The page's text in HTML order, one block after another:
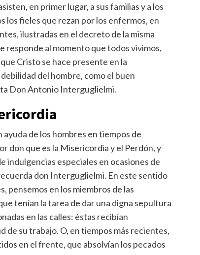
en primer lugar, a sus familias y a los
los fieles que rezan por los enfermos, en
ilustradas en el decreto de la misma
responde al momento que todos vivimos,
Cristo se hace presente en la
del hombre, como el buen
Don Antonio Interguglielmi.
ayuda de los hombres en tiempos de
don que es la Misericordia y el Perdón, y
indulgencias especiales en ocasiones de
don Interguglielmi. En este sentido
pensemos en los miembros de las
tenían la tarea de dar una digna sepultura
en las calles: éstas recibían
de su trabajo. O, en tiempos más recientes,
en el frente, que absolvían los pecados